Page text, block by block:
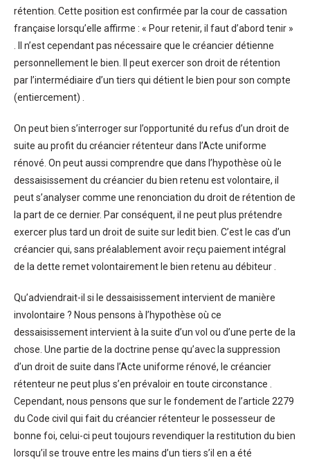
rétention. Cette position est confirmée par la cour de cassation
française lorsqu’elle affirme : « Pour retenir, il faut d’abord tenir »
. Il n’est cependant pas nécessaire que le créancier détienne
personnellement le bien. Il peut exercer son droit de rétention
par l’intermédiaire d’un tiers qui détient le bien pour son compte
(entiercement) .
On peut bien s’interroger sur l’opportunité du refus d’un droit de
suite au profit du créancier rétenteur dans l’Acte uniforme
rénové. On peut aussi comprendre que dans l’hypothèse où le
dessaisissement du créancier du bien retenu est volontaire, il
peut s’analyser comme une renonciation du droit de rétention de
la part de ce dernier. Par conséquent, il ne peut plus prétendre
exercer plus tard un droit de suite sur ledit bien. C’est le cas d’un
créancier qui, sans préalablement avoir reçu paiement intégral
de la dette remet volontairement le bien retenu au débiteur .
Qu’adviendrait-il si le dessaisissement intervient de manière
involontaire ? Nous pensons à l’hypothèse où ce
dessaisissement intervient à la suite d’un vol ou d’une perte de la
chose. Une partie de la doctrine pense qu’avec la suppression
d’un droit de suite dans l’Acte uniforme rénové, le créancier
rétenteur ne peut plus s’en prévaloir en toute circonstance .
Cependant, nous pensons que sur le fondement de l’article 2279
du Code civil qui fait du créancier rétenteur le possesseur de
bonne foi, celui-ci peut toujours revendiquer la restitution du bien
lorsqu’il se trouve entre les mains d’un tiers s’il en a été